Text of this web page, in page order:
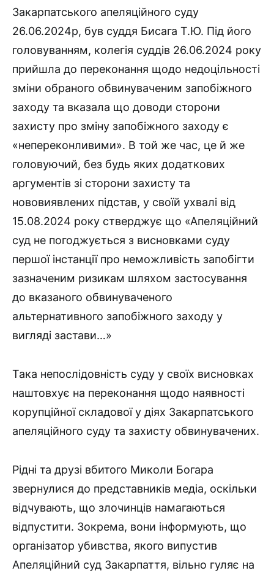
Закарпатського апеляційного суду
26.06.2024р, був суддя Бисага Т.Ю. Під його
головуванням, колегія суддів 26.06.2024 року
прийшла до переконання щодо недоцільності
зміни обраного обвинуваченим запобіжного
заходу та вказала що доводи сторони
захисту про зміну запобіжного заходу є
«непереконливими». В той же час, це й же
головуючий, без будь яких додаткових
аргументів зі сторони захисту та
нововиявлених підстав, у своїй ухвалі від
15.08.2024 року стверджує що «Апеляційний
суд не погоджується з висновками суду
першої інстанції про неможливість запобігти
зазначеним ризикам шляхом застосування
до вказаного обвинуваченого
альтернативного запобіжного заходу у
вигляді застави…»
Така непослідовність суду у своїх висновках
наштовхує на переконання щодо наявності
корупційної складової у діях Закарпатського
апеляційного суду та захисту обвинувачених.
Рідні та друзі вбитого Миколи Богара
звернулися до представників медіа, оскільки
відчувають, що злочинців намагаються
відпустити. Зокрема, вони інформують, що
організатор убивства, якого випустив
Апеляційний суд Закарпаття, вільно гуляє на